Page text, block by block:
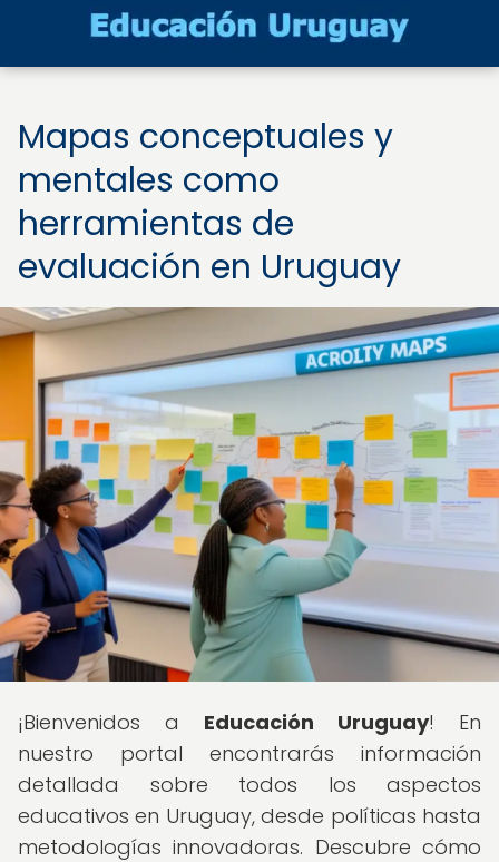
Mapas conceptuales y
mentales como
herramientas de
evaluación en Uruguay
¡Bienvenidos a Educación Uruguay! En
nuestro portal encontrarás información
detallada sobre todos los aspectos
educativos en Uruguay, desde políticas hasta
metodologías innovadoras. Descubre cómo